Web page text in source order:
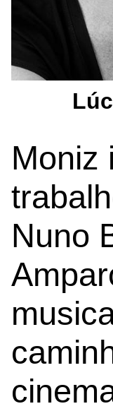
Moniz
Nuno